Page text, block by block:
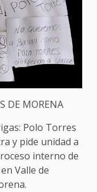
DE MORENA
Polo Torres
y pide unidad a
interno de
Valle de